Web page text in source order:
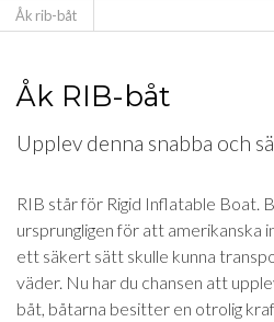
Åk rib-båt
Åk RIB-båt
Upplev denna snabba och
RIB står för Rigid Inflatable Boat.
ursprungligen för att amerikanska
ett säkert sätt skulle kunna
väder. Nu har du chansen att
båt, båtarna besitter en otrolig